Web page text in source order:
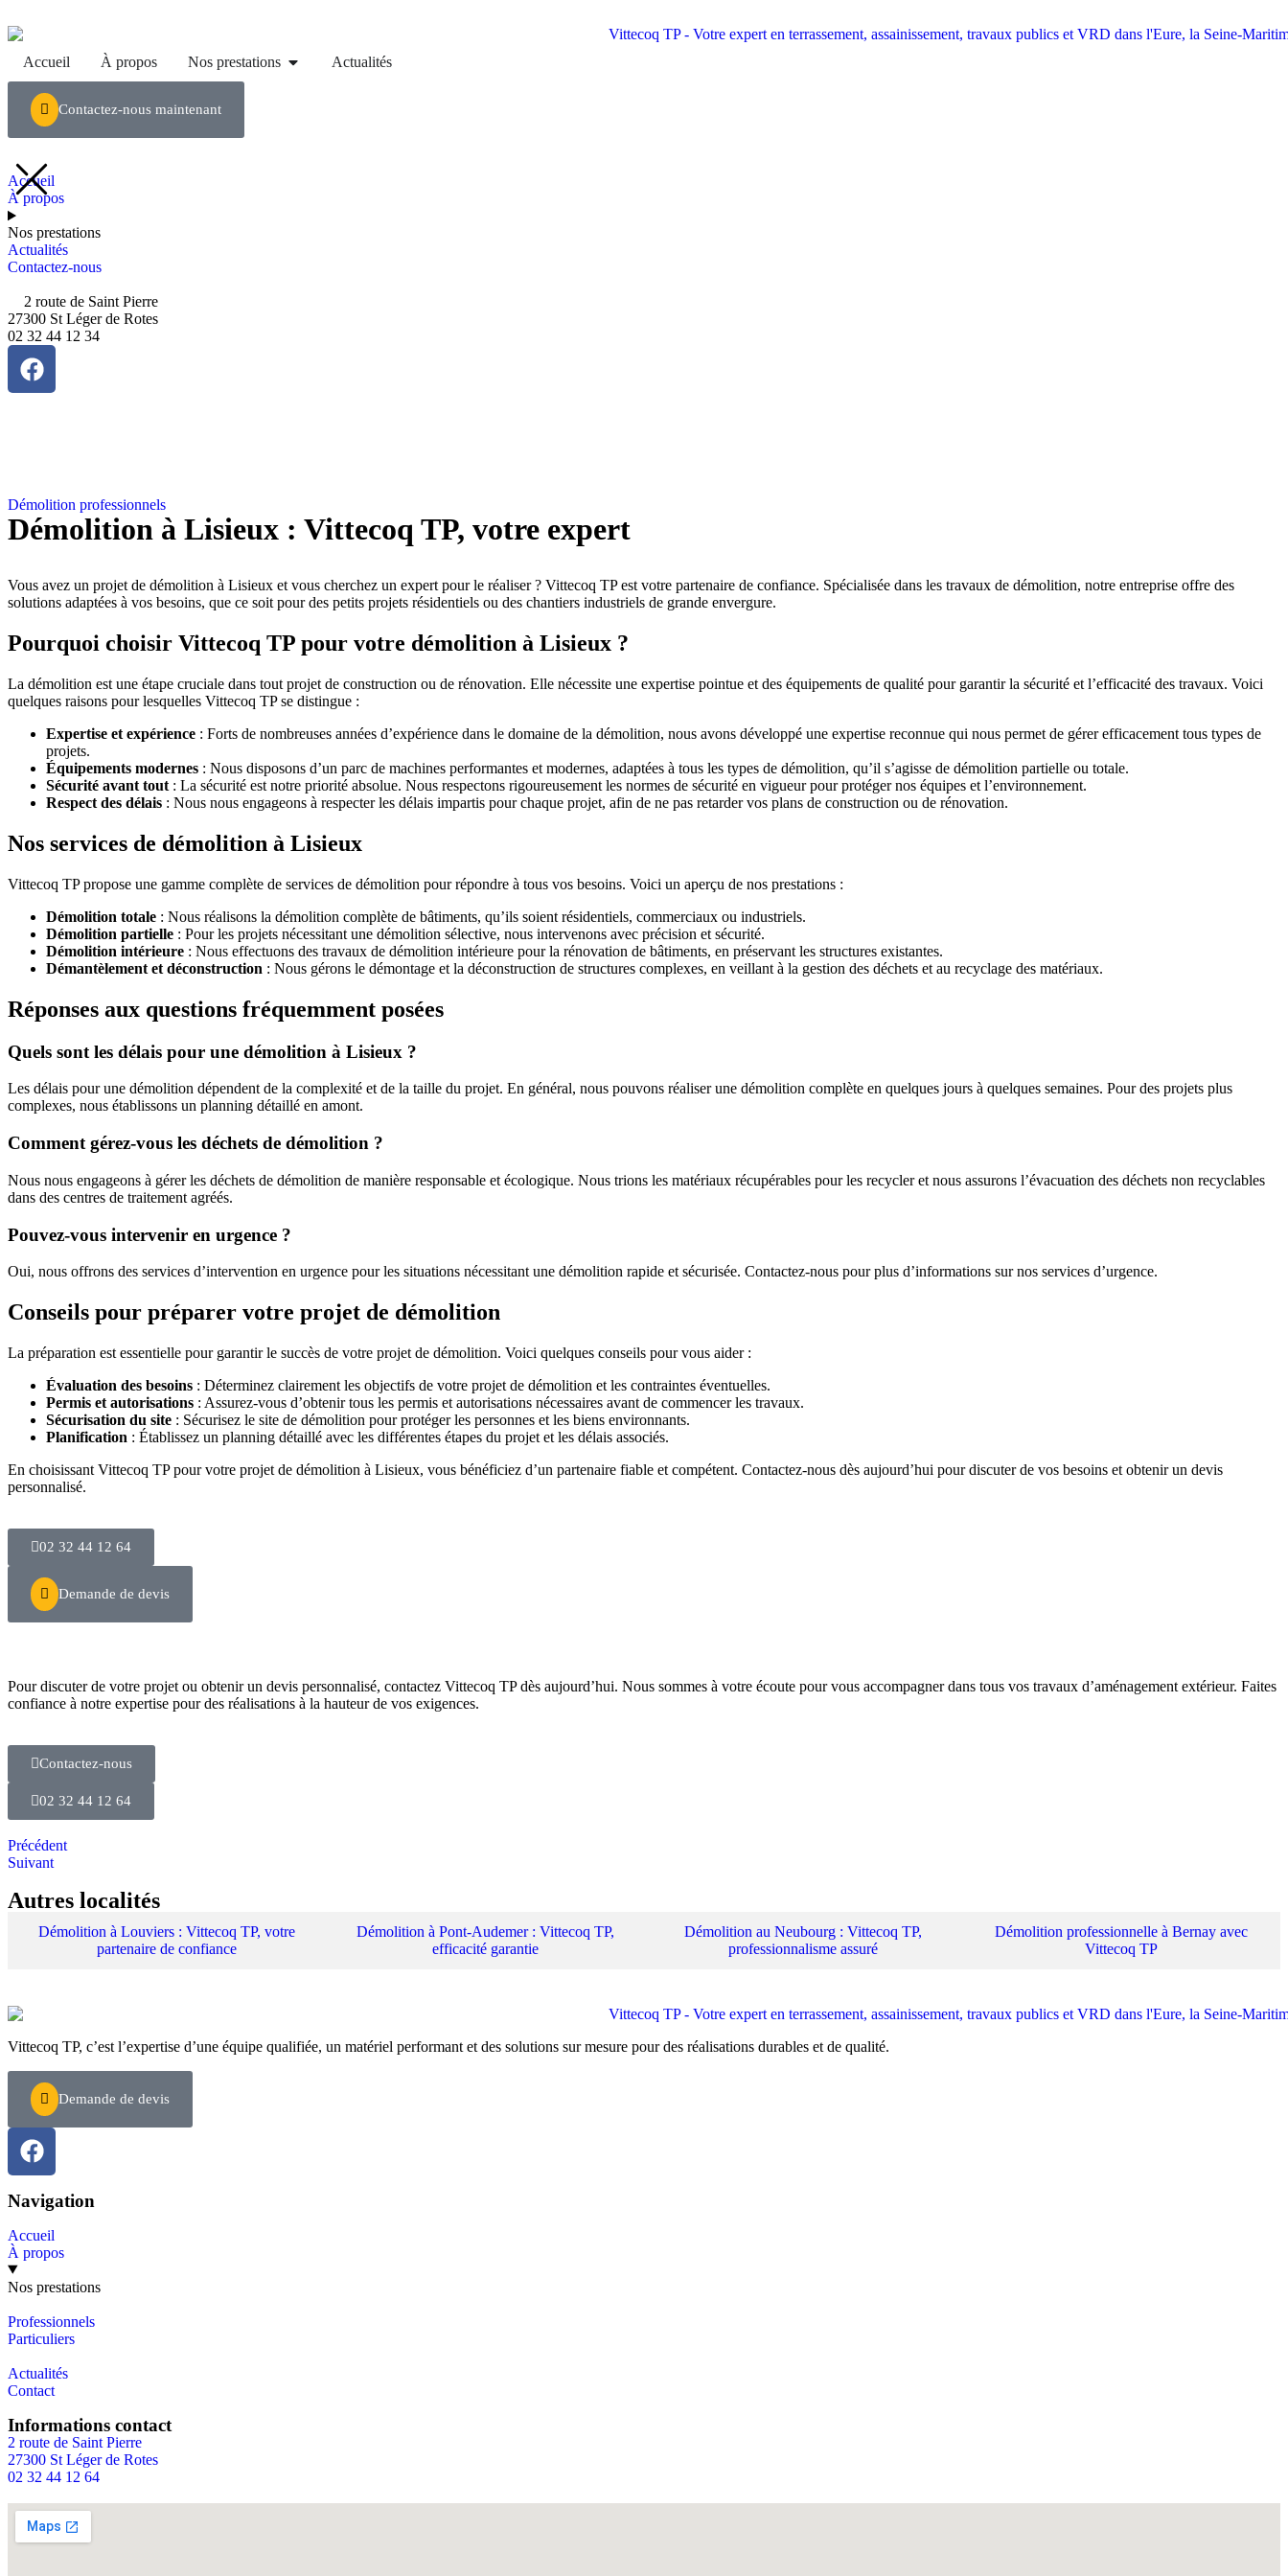
Accueil À propos Nos prestations Actualités
Contactez-nous maintenant
Accueil
À propos
Nos prestations
Actualités
Contactez-nous
2 route de Saint Pierre
27300 St Léger de Rotes
02 32 44 12 34
Démolition professionnels
Démolition à Lisieux : Vittecoq TP, votre expert
Vous avez un projet de démolition à Lisieux et vous cherchez un expert pour le réaliser ? Vittecoq TP est votre partenaire de confiance. Spécialisée dans les travaux de démolition, notre entreprise offre des
solutions adaptées à vos besoins, que ce soit pour des petits projets résidentiels ou des chantiers industriels de grande envergure.
Pourquoi choisir Vittecoq TP pour votre démolition à Lisieux ?
La démolition est une étape cruciale dans tout projet de construction ou de rénovation. Elle nécessite une expertise pointue et des équipements de qualité pour garantir la sécurité et l’efficacité des travaux. Voici
quelques raisons pour lesquelles Vittecoq TP se distingue :
Expertise et expérience : Forts de nombreuses années d’expérience dans le domaine de la démolition, nous avons développé une expertise reconnue qui nous permet de gérer efficacement tous types de
projets.
Équipements modernes : Nous disposons d’un parc de machines performantes et modernes, adaptées à tous les types de démolition, qu’il s’agisse de démolition partielle ou totale.
Sécurité avant tout : La sécurité est notre priorité absolue. Nous respectons rigoureusement les normes de sécurité en vigueur pour protéger nos équipes et l’environnement.
Respect des délais : Nous nous engageons à respecter les délais impartis pour chaque projet, afin de ne pas retarder vos plans de construction ou de rénovation.
Nos services de démolition à Lisieux
Vittecoq TP propose une gamme complète de services de démolition pour répondre à tous vos besoins. Voici un aperçu de nos prestations :
Démolition totale : Nous réalisons la démolition complète de bâtiments, qu’ils soient résidentiels, commerciaux ou industriels.
Démolition partielle : Pour les projets nécessitant une démolition sélective, nous intervenons avec précision et sécurité.
Démolition intérieure : Nous effectuons des travaux de démolition intérieure pour la rénovation de bâtiments, en préservant les structures existantes.
Démantèlement et déconstruction : Nous gérons le démontage et la déconstruction de structures complexes, en veillant à la gestion des déchets et au recyclage des matériaux.
Réponses aux questions fréquemment posées
Quels sont les délais pour une démolition à Lisieux ?
Les délais pour une démolition dépendent de la complexité et de la taille du projet. En général, nous pouvons réaliser une démolition complète en quelques jours à quelques semaines. Pour des projets plus
complexes, nous établissons un planning détaillé en amont.
Comment gérez-vous les déchets de démolition ?
Nous nous engageons à gérer les déchets de démolition de manière responsable et écologique. Nous trions les matériaux récupérables pour les recycler et nous assurons l’évacuation des déchets non recyclables
dans des centres de traitement agréés.
Pouvez-vous intervenir en urgence ?
Oui, nous offrons des services d’intervention en urgence pour les situations nécessitant une démolition rapide et sécurisée. Contactez-nous pour plus d’informations sur nos services d’urgence.
Conseils pour préparer votre projet de démolition
La préparation est essentielle pour garantir le succès de votre projet de démolition. Voici quelques conseils pour vous aider :
Évaluation des besoins : Déterminez clairement les objectifs de votre projet de démolition et les contraintes éventuelles.
Permis et autorisations : Assurez-vous d’obtenir tous les permis et autorisations nécessaires avant de commencer les travaux.
Sécurisation du site : Sécurisez le site de démolition pour protéger les personnes et les biens environnants.
Planification : Établissez un planning détaillé avec les différentes étapes du projet et les délais associés.
En choisissant Vittecoq TP pour votre projet de démolition à Lisieux, vous bénéficiez d’un partenaire fiable et compétent. Contactez-nous dès aujourd’hui pour discuter de vos besoins et obtenir un devis
personnalisé.
02 32 44 12 64
Demande de devis
Pour discuter de votre projet ou obtenir un devis personnalisé, contactez Vittecoq TP dès aujourd’hui. Nous sommes à votre écoute pour vous accompagner dans tous vos travaux d’aménagement extérieur. Faites
confiance à notre expertise pour des réalisations à la hauteur de vos exigences.
Contactez-nous
02 32 44 12 64
Précédent
Suivant
Autres localités
Démolition à Louviers : Vittecoq TP, votre
partenaire de confiance
Démolition à Pont-Audemer : Vittecoq TP,
efficacité garantie
Démolition au Neubourg : Vittecoq TP,
professionnalisme assuré
Démolition professionnelle à Bernay avec
Vittecoq TP
Vittecoq TP, c’est l’expertise d’une équipe qualifiée, un matériel performant et des solutions sur mesure pour des réalisations durables et de qualité.
Demande de devis
Navigation
Accueil
À propos
Nos prestations
Professionnels
Particuliers
Actualités
Contact
Informations contact
2 route de Saint Pierre
27300 St Léger de Rotes
02 32 44 12 64